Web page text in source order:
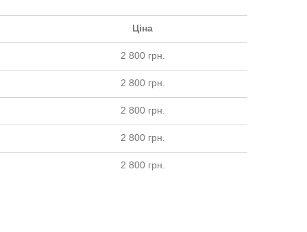
Ціна
2 800 грн.
2 800 грн.
2 800 грн.
2 800 грн.
2 800 грн.